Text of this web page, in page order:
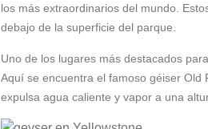
los más extraordinarios del mundo.
debajo de la superficie del parque.
Uno de los lugares más destacados
Aquí se encuentra el famoso géiser
expulsa agua caliente y vapor a una